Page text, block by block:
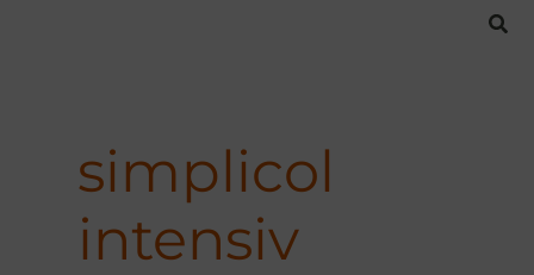
simplicol
intensiv